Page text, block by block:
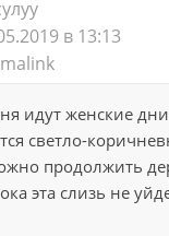
в 13:13
идут женские
светло-
продолжить
эта слизь не